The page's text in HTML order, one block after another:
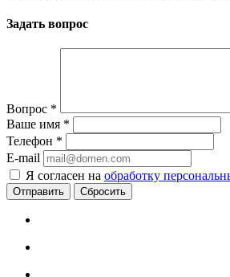
Задать вопрос
Вопрос *
Ваше имя *
Телефон *
E-mail
Я согласен на обработку
Сбросить